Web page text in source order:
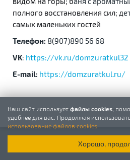
полного восстановления сил; д
самых маленьких гостей
Телефон: 8(907)890 56 68
VK: https://vk.ru/domzuratkul32
E-mail: https://domzuratkul.ru/
Наш сайт использует файлы cookies,
удобнее для вас. Продолжая
использование файлов cookies
Хорошо,